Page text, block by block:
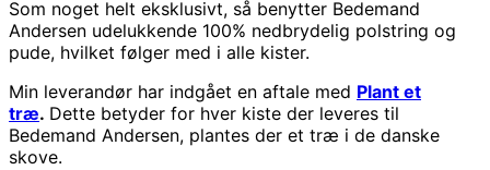
Som noget helt eksklusivt, så benytter Bedemand
Andersen udelukkende 100% nedbrydelig polstring og
pude, hvilket følger med i alle kister.
Min leverandør har indgået en aftale med Plant et
træ. Dette betyder for hver kiste der leveres til
Bedemand Andersen, plantes der et træ i de danske
skove.